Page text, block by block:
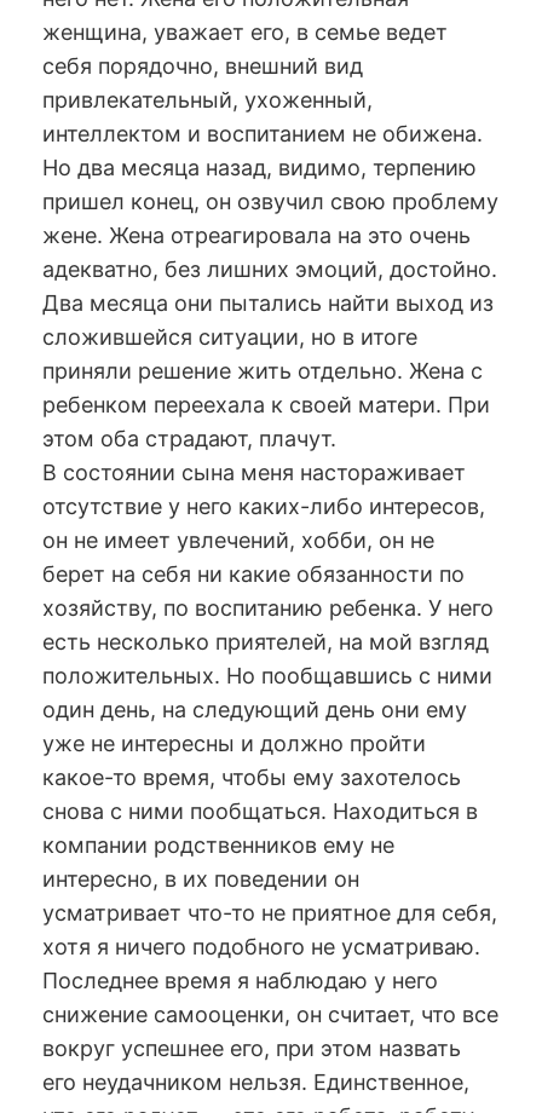
женщина, уважает его, в семье ведет
себя порядочно, внешний вид
привлекательный, ухоженный,
интеллектом и воспитанием не обижена.
Но два месяца назад, видимо, терпению
пришел конец, он озвучил свою проблему
жене. Жена отреагировала на это очень
адекватно, без лишних эмоций, достойно.
Два месяца они пытались найти выход из
сложившейся ситуации, но в итоге
приняли решение жить отдельно. Жена с
ребенком переехала к своей матери. При
этом оба страдают, плачут.
В состоянии сына меня настораживает
отсутствие у него каких-либо интересов,
он не имеет увлечений, хобби, он не
берет на себя ни какие обязанности по
хозяйству, по воспитанию ребенка. У него
есть несколько приятелей, на мой взгляд
положительных. Но пообщавшись с ними
один день, на следующий день они ему
уже не интересны и должно пройти
какое-то время, чтобы ему захотелось
снова с ними пообщаться. Находиться в
компании родственников ему не
интересно, в их поведении он
усматривает что-то не приятное для себя,
хотя я ничего подобного не усматриваю.
Последнее время я наблюдаю у него
снижение самооценки, он считает, что все
вокруг успешнее его, при этом назвать
его неудачником нельзя. Единственное,